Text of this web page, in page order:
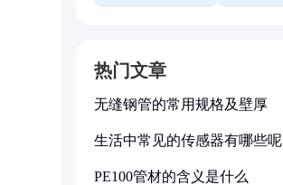
热门文章
无缝钢管的常用规格及壁厚
生活中常见的传感器有哪些呢
PE100管材的含义是什么